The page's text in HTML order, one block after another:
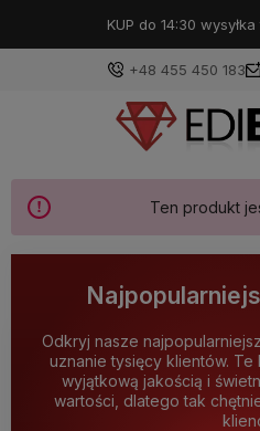
KUP do 14:30
+48 455 450 183
Ten produkt
Odkryj nasze
uznanie tysięcy klientów.
wyjątkową jakością i
wartości, dlatego tak